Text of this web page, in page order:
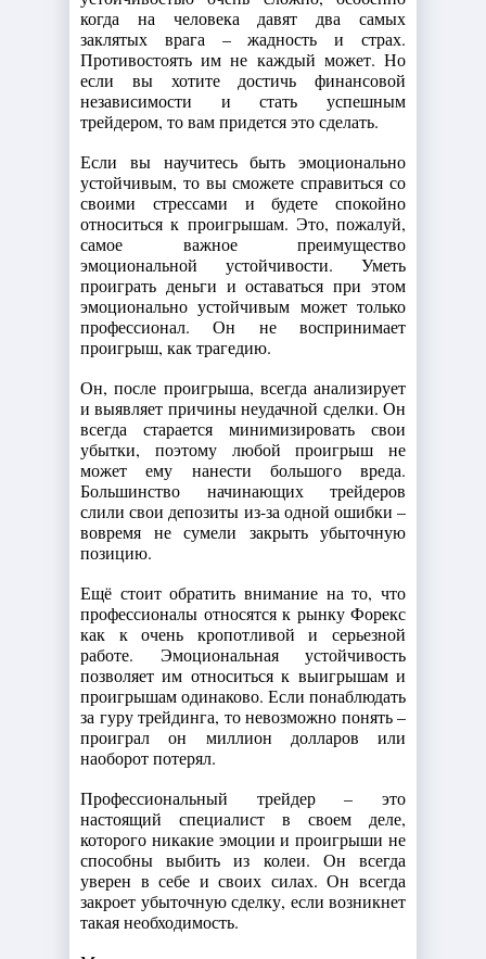
когда на человека давят два самых
заклятых врага – жадность и страх.
Противостоять им не каждый может. Но
если вы хотите достичь финансовой
независимости и стать успешным
трейдером, то вам придется это сделать.
Если вы научитесь быть эмоционально
устойчивым, то вы сможете справиться со
своими стрессами и будете спокойно
относиться к проигрышам. Это, пожалуй,
самое важное преимущество
эмоциональной устойчивости. Уметь
проиграть деньги и оставаться при этом
эмоционально устойчивым может только
профессионал. Он не воспринимает
проигрыш, как трагедию.
Он, после проигрыша, всегда анализирует
и выявляет причины неудачной сделки. Он
всегда старается минимизировать свои
убытки, поэтому любой проигрыш не
может ему нанести большого вреда.
Большинство начинающих трейдеров
слили свои депозиты из-за одной ошибки –
вовремя не сумели закрыть убыточную
позицию.
Ещё стоит обратить внимание на то, что
профессионалы относятся к рынку Форекс
как к очень кропотливой и серьезной
работе. Эмоциональная устойчивость
позволяет им относиться к выигрышам и
проигрышам одинаково. Если понаблюдать
за гуру трейдинга, то невозможно понять –
проиграл он миллион долларов или
наоборот потерял.
Профессиональный трейдер – это
настоящий специалист в своем деле,
которого никакие эмоции и проигрыши не
способны выбить из колеи. Он всегда
уверен в себе и своих силах. Он всегда
закроет убыточную сделку, если возникнет
такая необходимость.